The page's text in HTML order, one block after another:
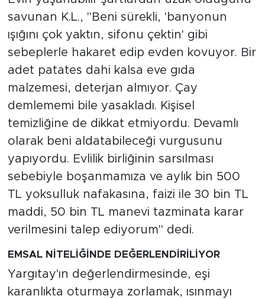
savunan K.L., "Beni sürekli, 'banyonun
ışığını çok yaktın, sifonu çektin' gibi
sebeplerle hakaret edip evden kovuyor. Bir
adet patates dahi kalsa eve gıda
malzemesi, deterjan almıyor. Çay
demlememi bile yasakladı. Kişisel
temizliğine de dikkat etmiyordu. Devamlı
olarak beni aldatabileceği vurgusunu
yapıyordu. Evlilik birliğinin sarsılması
sebebiyle boşanmamıza ve aylık bin 500
TL yoksulluk nafakasına, faizi ile 30 bin TL
maddi, 50 bin TL manevi tazminata karar
verilmesini talep ediyorum" dedi.
EMSAL NİTELİĞİNDE DEĞERLENDİRİLİYOR
Yargıtay'ın değerlendirmesinde, eşi
karanlıkta oturmaya zorlamak, ısınmayı